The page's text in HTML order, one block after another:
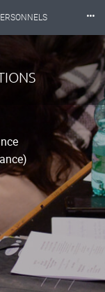
BIBLIOTHÈQUES
⸱⸱⸱